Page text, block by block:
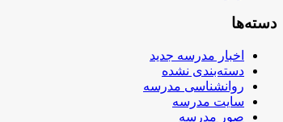
دسته‌ها
اخبار مدرسه جدید
دسته‌بندی نشده
روانشناسی مدرسه
سایت مدرسه
صور مدرسه